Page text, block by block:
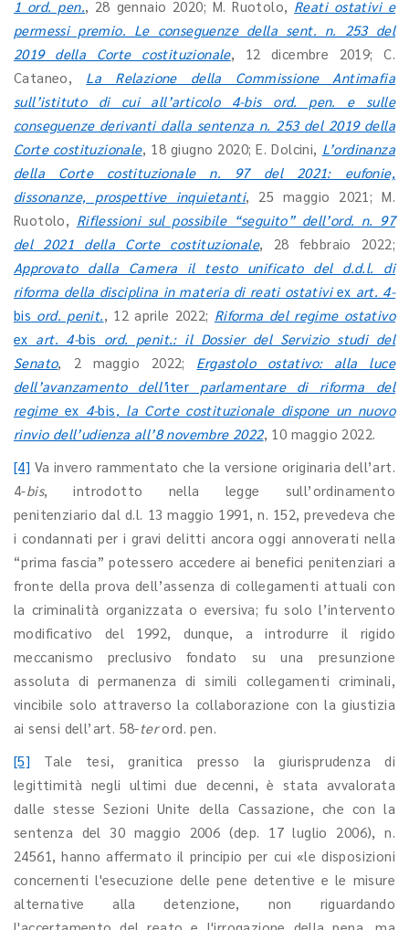
1 ord. pen., 28 gennaio 2020; M. Ruotolo, Reati ostativi e
permessi premio. Le conseguenze della sent. n. 253 del
2019 della Corte costituzionale, 12 dicembre 2019; C.
Cataneo, La Relazione della Commissione Antimafia
sull’istituto di cui all’articolo 4-bis ord. pen. e sulle
conseguenze derivanti dalla sentenza n. 253 del 2019 della
Corte costituzionale, 18 giugno 2020; E. Dolcini, L’ordinanza
della Corte costituzionale n. 97 del 2021: eufonie,
dissonanze, prospettive inquietanti, 25 maggio 2021; M.
Ruotolo, Riflessioni sul possibile “seguito” dell’ord. n. 97
del 2021 della Corte costituzionale, 28 febbraio 2022;
Approvato dalla Camera il testo unificato del d.d.l. di
riforma della disciplina in materia di reati ostativi ex art. 4-
bis ord. penit., 12 aprile 2022; Riforma del regime ostativo
ex art. 4-bis ord. penit.: il Dossier del Servizio studi del
Senato, 2 maggio 2022; Ergastolo ostativo: alla luce
dell’avanzamento dell’iter parlamentare di riforma del
regime ex 4-bis, la Corte costituzionale dispone un nuovo
rinvio dell’udienza all’8 novembre 2022, 10 maggio 2022.
[4] Va invero rammentato che la versione originaria dell’art.
4-bis, introdotto nella legge sull’ordinamento
penitenziario dal d.l. 13 maggio 1991, n. 152, prevedeva che
i condannati per i gravi delitti ancora oggi annoverati nella
“prima fascia” potessero accedere ai benefici penitenziari a
fronte della prova dell’assenza di collegamenti attuali con
la criminalità organizzata o eversiva; fu solo l’intervento
modificativo del 1992, dunque, a introdurre il rigido
meccanismo preclusivo fondato su una presunzione
assoluta di permanenza di simili collegamenti criminali,
vincibile solo attraverso la collaborazione con la giustizia
ai sensi dell’art. 58-terord. pen.
[5] Tale tesi, granitica presso la giurisprudenza di
legittimità negli ultimi due decenni, è stata avvalorata
dalle stesse Sezioni Unite della Cassazione, che con la
sentenza del 30 maggio 2006 (dep. 17 luglio 2006), n.
24561, hanno affermato il principio per cui «le disposizioni
concernenti l'esecuzione delle pene detentive e le misure
alternative alla detenzione, non riguardando